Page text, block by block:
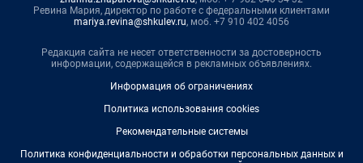
Ревина Мария, директор по работе с федеральными клиентами
mariya.revina@shkulev.ru, моб. +7 910 402 4056
Редакция сайта не несет ответственности за достоверность
информации, содержащейся в рекламных объявлениях.
Информация об ограничениях
Политика использования cookies
Рекомендательные системы
Политика конфиденциальности и обработки персональных данных и